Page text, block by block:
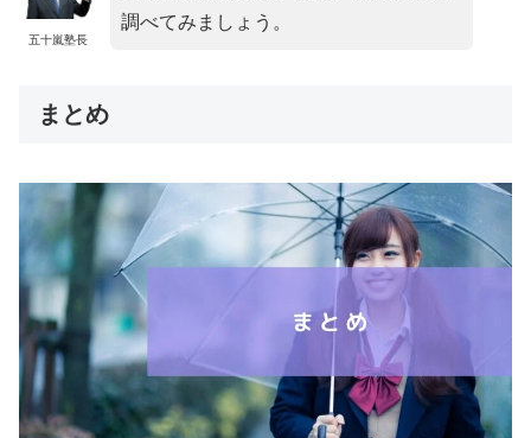
五十嵐塾長
調べてみましょう。
まとめ